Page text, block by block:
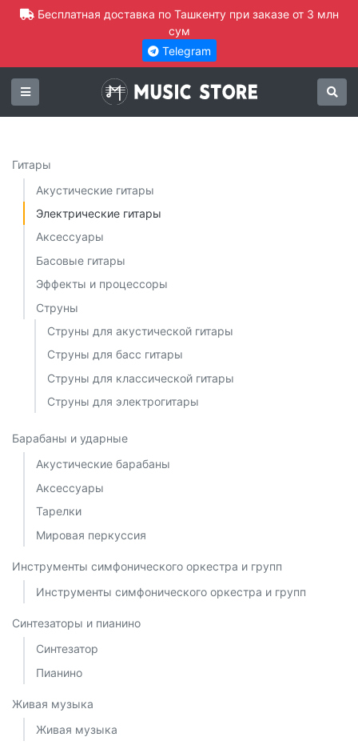
Бесплатная доставка по Ташкенту при заказе от 3 млн
сум
Telegram
Гитары
Акустические гитары
Электрические гитары
Аксессуары
Басовые гитары
Эффекты и процессоры
Струны
Струны для акустической гитары
Струны для басс гитары
Струны для классической гитары
Струны для электрогитары
Барабаны и ударные
Акустические барабаны
Аксессуары
Тарелки
Мировая перкуссия
Инструменты симфонического оркестра и групп
Инструменты симфонического оркестра и групп
Синтезаторы и пианино
Синтезатор
Пианино
Живая музыка
Живая музыка